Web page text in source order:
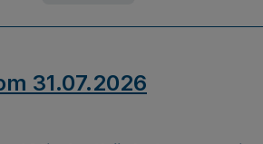
31.07.2026